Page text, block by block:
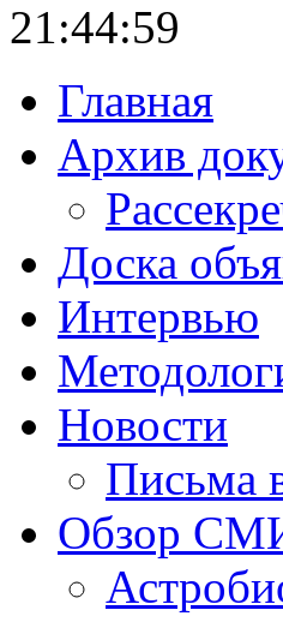
21:45:00
Главная
Архив
Доска
Интервью
Новости
Письма
Обзор